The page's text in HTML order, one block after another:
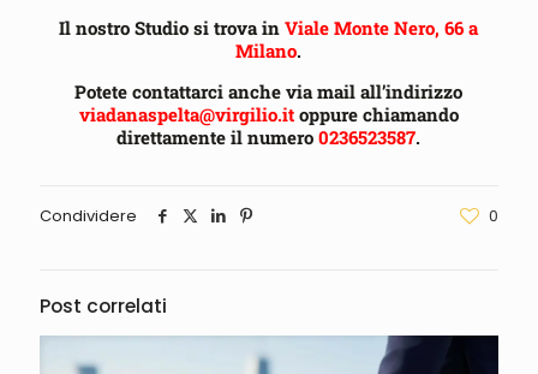
Il nostro Studio si trova inViale Monte Nero, 66 a
Milano.
Potete contattarci anche via mail all’indirizzo
viadanaspelta@virgilio.itoppure chiamando
direttamente il numero0236523587.
Condividere 0
Post correlati